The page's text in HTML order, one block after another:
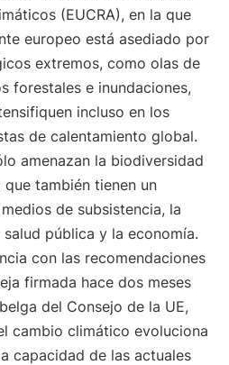
(EUCRA), en la que
europeo está asediado por
extremos, como olas de
forestales e inundaciones,
incluso en los
de calentamiento global.
amenazan la biodiversidad
también tienen un
de subsistencia, la
pública y la economía.
con las recomendaciones
firmada hace dos meses
del Consejo de la UE,
cambio climático evoluciona
capacidad de las actuales